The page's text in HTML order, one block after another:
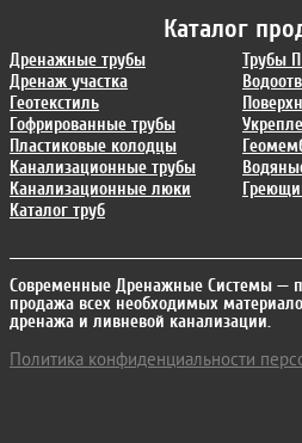
Каталог
Дренажные трубы
Дренаж участка
Геотекстиль
Гофрированные трубы
Пластиковые колодцы
Канализационные трубы
Канализационные люки
Каталог труб
Трубы
Современные Дренажные Системы —
продажа всех необходимых
дренажа и ливневой канализации.
Политика конфиденциальности